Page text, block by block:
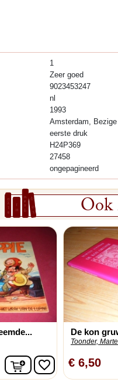
1
Zeer goed
9023453247
nl
1993
Amsterdam,
eerste druk
H24P369
27458
ongepagineerd
Ook
In winkelwagen
favorite_border
De kon
Toonder,
€ 6,50